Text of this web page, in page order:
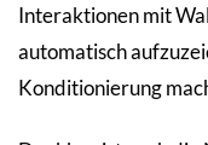
Interaktionen mit
automatisch
Konditionierung